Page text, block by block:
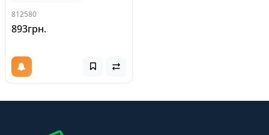
29P0221, FJNK
812580
893грн.